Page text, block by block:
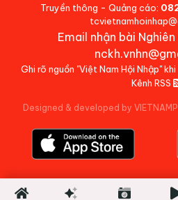
Truyền thông - Quảng cáo:
Email nhận bài
Ghi rõ nguồn "Việt Nam Hội Nhập"
Kênh RSS
Designed & developed by